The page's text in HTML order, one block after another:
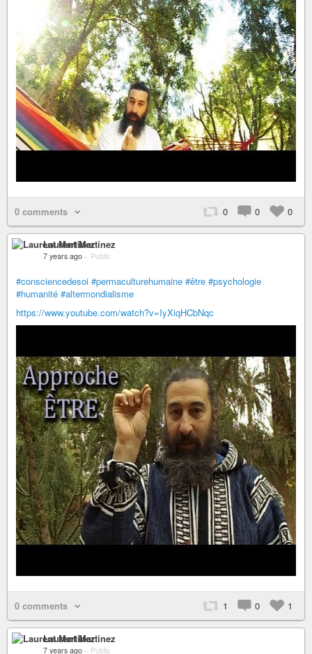
0 comments 0 0 0
Laurent Martinez
7 years ago – Public
#consciencedesoi #permaculturehumaine #être #psychologie
#humanité #altermondialisme
https://www.youtube.com/watch?v=IyXiqHCbNqc
0 comments 1 0 1
Laurent Martinez
7 years ago – Public